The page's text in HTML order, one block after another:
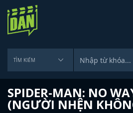
SPIDER-MAN: NO
(NGƯỜI NHỆN